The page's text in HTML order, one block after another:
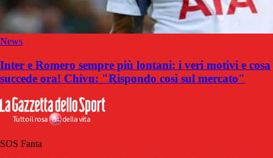
News
Inter e Romero sempre più lontani: i veri motivi e cosa
succede ora! Chivu: "Rispondo così sul mercato"
SOS Fanta